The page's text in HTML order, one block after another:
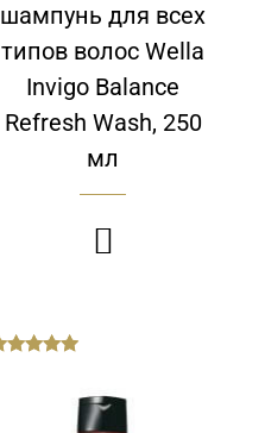
шампунь для всех
типов волос Wella
Invigo Balance
Refresh Wash, 250
мл
